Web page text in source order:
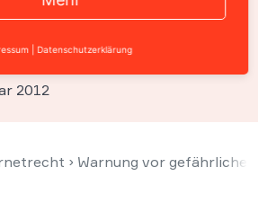
2012
› Warnung vor
Datenschutzerklärung